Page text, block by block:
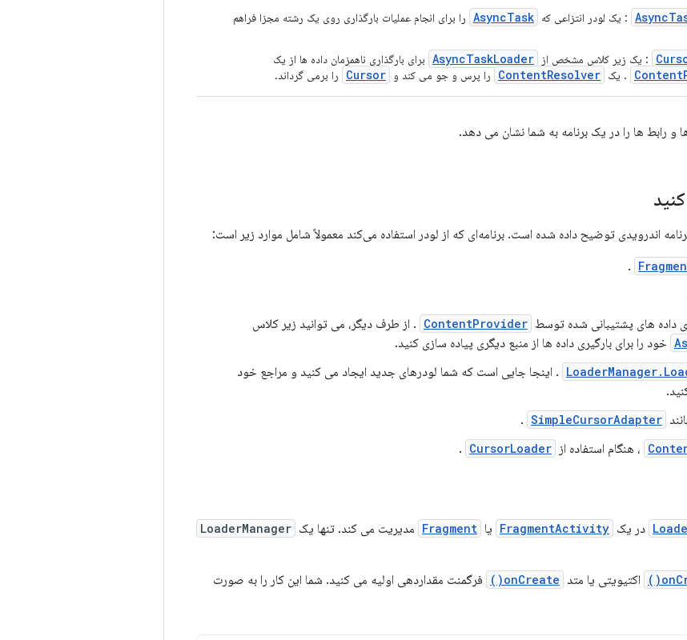
: یک لودر انتزاعی که AsyncTask را برای انجام عملیات بارگذاری روی یک رشته مجزا فراهم
: یک زیر کلاس مشخص از AsyncTaskLoader برای بارگذاری ناهمزمان داده ها از یک
. یک ContentResolver را پرس و جو می کند و Cursor را برمی گرداند.
رابط ها را در یک برنامه به شما نشان می دهد.
اندرویدی توضیح داده شده است. برنامه‌ای که از لودر استفاده می‌کند معمولاً شامل موارد زیر است:
.
داده های پشتیبانی شده توسط ContentProvider . از طرف دیگر، می توانید زیر کلاس
خود را برای بارگیری داده ها از منبع دیگری پیاده سازی کنید.
. اینجا جایی است که شما لودرهای جدید ایجاد می کنید و مراجع خود
SimpleCursorAdapter
.
، هنگام استفاده از CursorLoader
.
در یک FragmentActivity یا Fragment مدیریت می کند. تنها یک LoaderManager
اکتیویتی یا متد onCreate()
فرگمنت مقداردهی اولیه می کنید. شما این کار را به صورت